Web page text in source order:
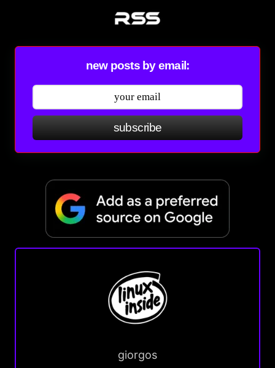
new posts by email:
subscribe
giorgos